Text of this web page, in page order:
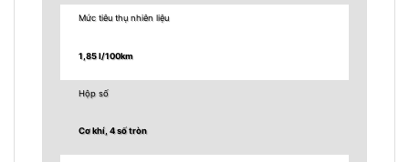
Mức tiêu thụ nhiên liệu
1,85 l/100km
Hộp số
Cơ khí, 4 số tròn